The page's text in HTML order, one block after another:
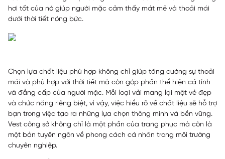
hơi tốt của nó giúp người mặc cảm thấy mát mẻ và thoải mái
dưới thời tiết nóng bức.
Chọn lựa chất liệu phù hợp không chỉ giúp tăng cường sự thoải
mái và phù hợp với thời tiết mà còn góp phần thể hiện cá tính
và đẳng cấp của người mặc. Mỗi loại vải mang lại một vẻ đẹp
và chức năng riêng biệt, vì vậy, việc hiểu rõ về chất liệu sẽ hỗ trợ
bạn trong việc tạo ra những lựa chọn thông minh và bền vững.
Vest công sở không chỉ là một phần của trang phục mà còn là
một bản tuyên ngôn về phong cách cá nhân trong môi trường
chuyên nghiệp.